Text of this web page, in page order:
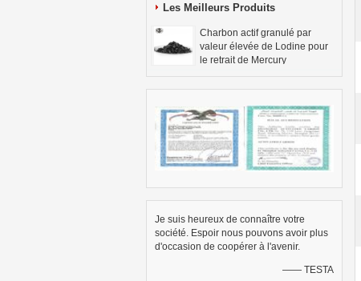
Les Meilleurs Produits
Charbon actif granulé par
valeur élevée de Lodine pour
le retrait de Mercury
Je suis heureux de connaître votre
société. Espoir nous pouvons avoir plus
d'occasion de coopérer à l'avenir.
—— TESTA